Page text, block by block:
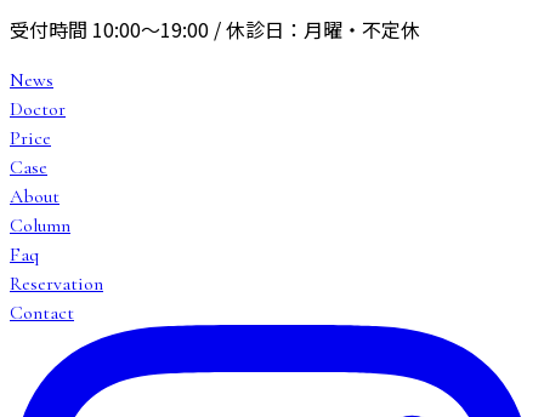
受付時間 10:00〜19:00 / 休診日： 月曜・不定休
News
Doctor
Price
Case
About
Column
Faq
Reservation
Contact